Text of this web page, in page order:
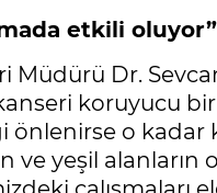
etkili oluyor”
Dr.
koruyucu
önlenirse o kadar
ve yeşil alanların